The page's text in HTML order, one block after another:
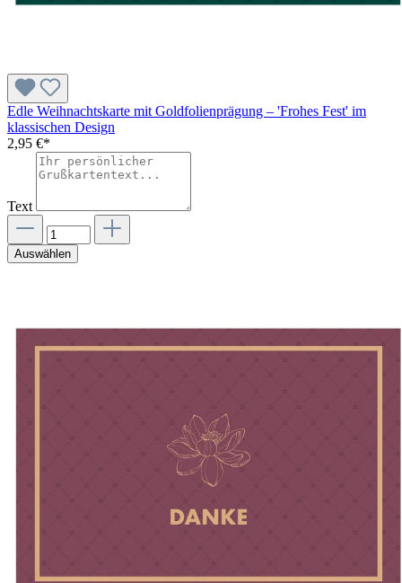
Edle Weihnachtskarte mit Goldfolienprägung – 'Frohes Fest' im
klassischen Design
2,95 €*
Text
Auswählen